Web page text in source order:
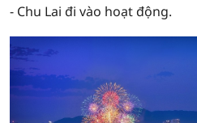
- Chu Lai đi vào hoạt động.